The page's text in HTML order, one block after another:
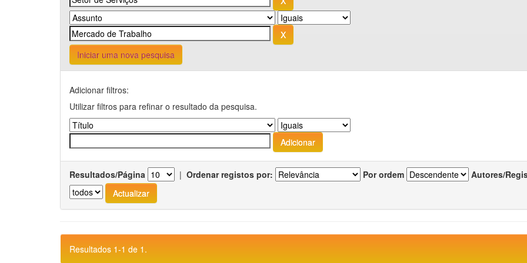
Iniciar uma nova pesquisa
Adicionar filtros:
Utilizar filtros para refinar o resultado da pesquisa.
Resultados/Página | Ordenar registos por: Por ordem Autores/
Resultados 1-1 de 1.